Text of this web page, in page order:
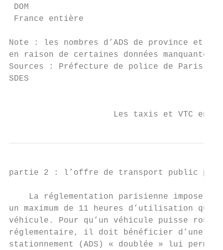
DOM
France entière
Note : les nombres d’ADS de province et
en raison de certaines données manquantes.
Sources : Préfecture de police de Paris ;
SDES
Les taxis et VTC en
partie 2 : l’offre de transport public
La réglementation parisienne impose
un maximum de 11 heures d’utilisation
véhicule. Pour qu’un véhicule puisse
réglementaire, il doit bénéficier d’une
stationnement (ADS) « doublée » lui